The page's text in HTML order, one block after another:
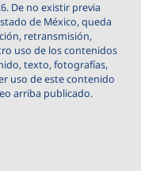
De no existir previa
de México, queda
retransmisión,
uso de los contenidos
texto, fotografías,
uso de este contenido
arriba publicado.